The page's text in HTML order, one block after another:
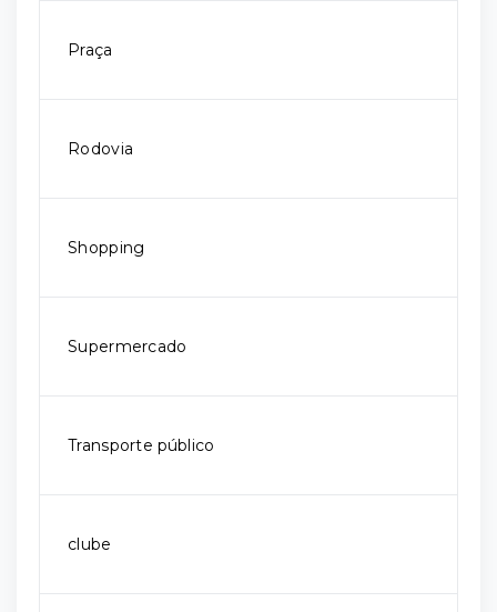
Praça
Rodovia
Shopping
Supermercado
Transporte público
clube